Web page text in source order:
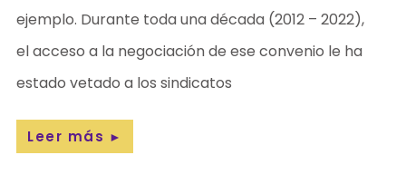
ejemplo. Durante toda una década (2012 – 2022),
el acceso a la negociación de ese convenio le ha
estado vetado a los sindicatos
Leer más ►